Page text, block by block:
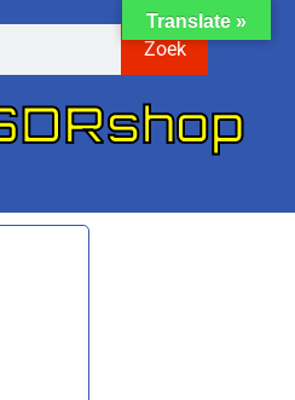
Zoek
Translate »